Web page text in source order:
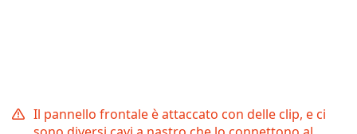
Il pannello frontale è attaccato con delle clip, e ci